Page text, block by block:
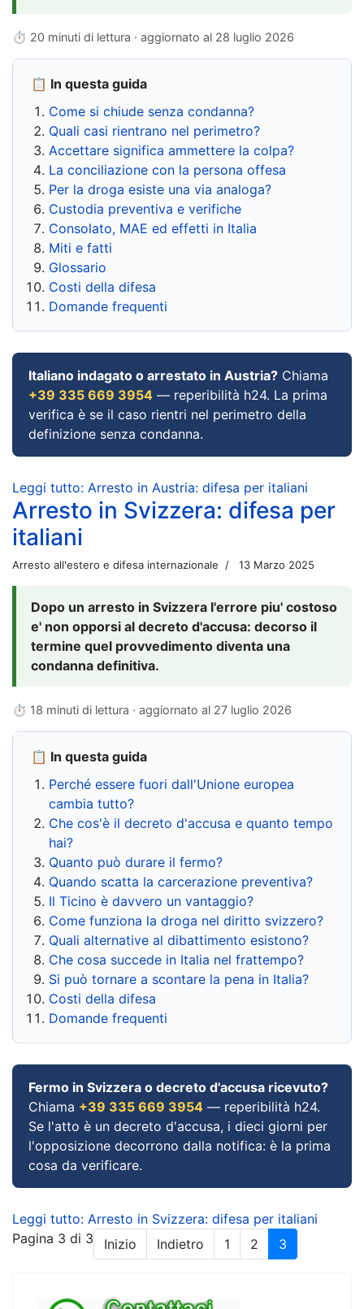
⏱ 20 minuti di lettura · aggiornato al 28 luglio 2026
📋 In questa guida
Come si chiude senza condanna?
Quali casi rientrano nel perimetro?
Accettare significa ammettere la colpa?
La conciliazione con la persona offesa
Per la droga esiste una via analoga?
Custodia preventiva e verifiche
Consolato, MAE ed effetti in Italia
Miti e fatti
Glossario
Costi della difesa
Domande frequenti
Italiano indagato o arrestato in Austria? Chiama
+39 335 669 3954 — reperibilità h24. La prima
verifica è se il caso rientri nel perimetro della
definizione senza condanna.
Leggi tutto: Arresto in Austria: difesa per italiani
Arresto in Svizzera: difesa per
italiani
Arresto all'estero e difesa internazionale 13 Marzo 2025
Dopo un arresto in Svizzera l'errore piu' costoso
e' non opporsi al decreto d'accusa: decorso il
termine quel provvedimento diventa una
condanna definitiva.
⏱ 18 minuti di lettura · aggiornato al 27 luglio 2026
📋 In questa guida
Perché essere fuori dall'Unione europea
cambia tutto?
Che cos'è il decreto d'accusa e quanto tempo
hai?
Quanto può durare il fermo?
Quando scatta la carcerazione preventiva?
Il Ticino è davvero un vantaggio?
Come funziona la droga nel diritto svizzero?
Quali alternative al dibattimento esistono?
Che cosa succede in Italia nel frattempo?
Si può tornare a scontare la pena in Italia?
Costi della difesa
Domande frequenti
Fermo in Svizzera o decreto d'accusa ricevuto?
Chiama +39 335 669 3954 — reperibilità h24.
Se l'atto è un decreto d'accusa, i dieci giorni per
l'opposizione decorrono dalla notifica: è la prima
cosa da verificare.
Leggi tutto: Arresto in Svizzera: difesa per italiani
Pagina 3 di 3
Inizio Indietro 1 2 3